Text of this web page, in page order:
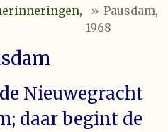
» Pausdam,
1968
Nieuwegracht
daar begint de